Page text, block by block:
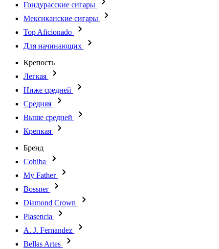
Гондурасские сигары
Мексиканские сигары
Top Aficionado
Для начинающих
Крепость
Легкая
Ниже средней
Средняя
Выше средней
Крепкая
Бренд
Cohiba
My Father
Bossner
Diamond Crown
Plasencia
A. J. Fernandez
Bellas Artes